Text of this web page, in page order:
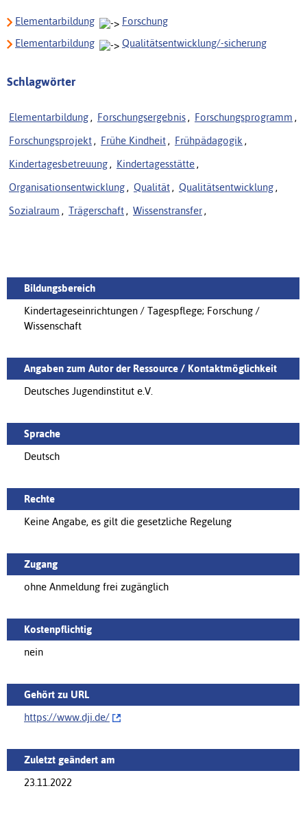
Elementarbildung
Forschung
Elementarbildung
Qualitätsentwicklung/-sicherung
Schlagwörter
Elementarbildung , Forschungsergebnis , Forschungsprogramm ,
Forschungsprojekt , Frühe Kindheit , Frühpädagogik ,
Kindertagesbetreuung , Kindertagesstätte ,
Organisationsentwicklung , Qualität , Qualitätsentwicklung ,
Sozialraum , Trägerschaft , Wissenstransfer ,
Bildungsbereich
Kindertageseinrichtungen / Tagespflege; Forschung /
Wissenschaft
Angaben zum Autor der Ressource / Kontaktmöglichkeit
Deutsches Jugendinstitut e.V.
Sprache
Deutsch
Rechte
Keine Angabe, es gilt die gesetzliche Regelung
Zugang
ohne Anmeldung frei zugänglich
Kostenpflichtig
nein
Gehört zu URL
https://www.dji.de/‌
Zuletzt geändert am
23.11.2022